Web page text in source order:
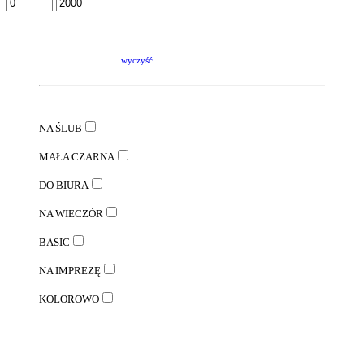
wyczyść
NA ŚLUB
MAŁA CZARNA
DO BIURA
NA WIECZÓR
BASIC
NA IMPREZĘ
KOLOROWO